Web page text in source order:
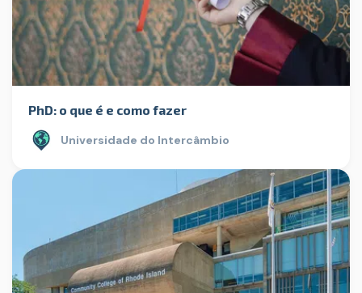
PhD: o que é e como fazer
Universidade do Intercâmbio